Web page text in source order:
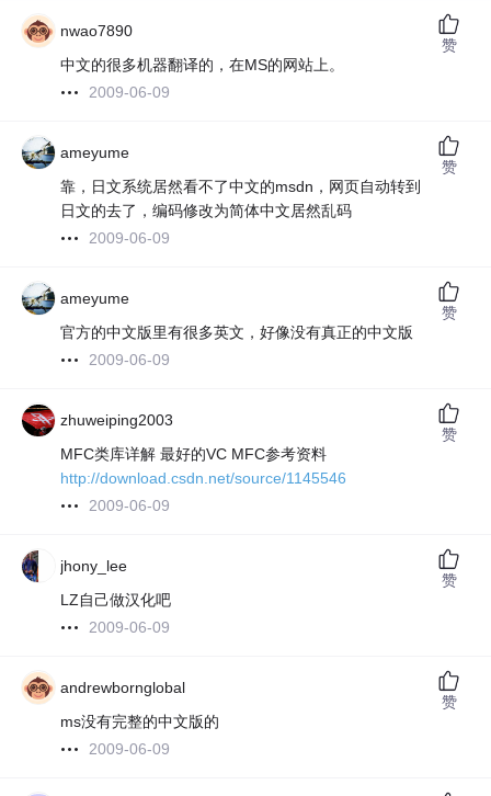
nwao7890
中文的很多机器翻译的，在MS的网站上。
2009-06-09
赞
ameyume
靠，日文系统居然看不了中文的msdn，网页自动转到
日文的去了，编码修改为简体中文居然乱码
2009-06-09
赞
ameyume
官方的中文版里有很多英文，好像没有真正的中文版
2009-06-09
赞
zhuweiping2003
MFC类库详解 最好的VC MFC参考资料
http://download.csdn.net/source/1145546
2009-06-09
赞
jhony_lee
LZ自己做汉化吧
2009-06-09
赞
andrewbornglobal
ms没有完整的中文版的
2009-06-09
赞